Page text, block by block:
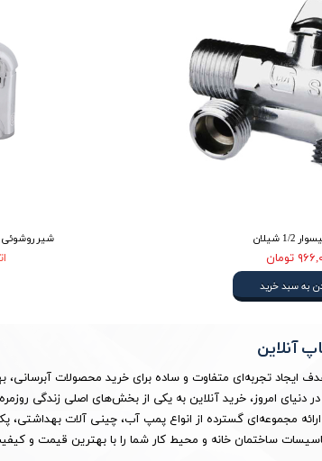
شیر روشوئی مدل 2 شیلان
تومان
به سبد خرید
آنلاین
ایجاد تجربه‌ای متفاوت و ساده برای خرید محصولات
شد. در دنیای امروز، خرید آنلاین به یکی از بخش‌های اصلی زندگی
مجموعه‌ای گسترده از انواع پمپ آب، چینی آلات
ساختمان خانه و محیط کار شما را با بهترین قیمت و